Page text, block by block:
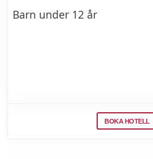
Morgonspa - Tidsbokning
Barn under 12 år
BOKA HOTELL